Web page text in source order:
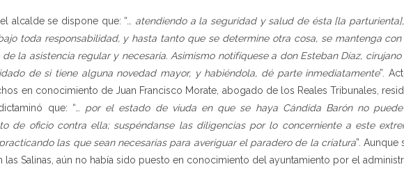
alcalde se dispone que: “… atendiendo a la seguridad y salud de ésta [la
toda responsabilidad, y hasta tanto que se determine otra cosa, se mantenga
la asistencia regular y necesaria. Asimismo notifíquese a don Esteban Díaz,
de si tiene alguna novedad mayor, y habiéndola, dé parte inmediatamente”.
en conocimiento de Juan Francisco Morate, abogado de los Reales Tribunales,
que: “… por el estado de viuda en que se haya Cándida Barón no
de oficio contra ella; suspéndanse las diligencias por lo concerniente a este
las que sean necesarias para averiguar el paradero de la criatura”. Aunque
las Salinas, aún no había sido puesto en conocimiento del ayuntamiento por el